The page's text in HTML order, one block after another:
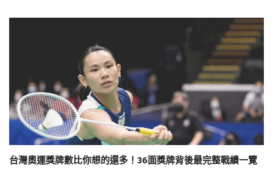
台灣奧運獎牌數比你想的還多！36面獎牌背後最完整戰績一覽